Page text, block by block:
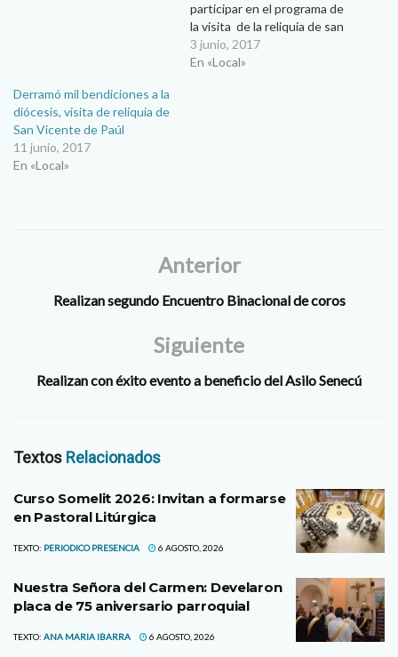
participar en el programa de
la visita de la reliquia de san
Vicente de Paúl, santo
francés fundador de la
3 junio, 2017
En «Local»
Derramó mil bendiciones a la
diócesis, visita de reliquia de
San Vicente de Paúl
11 junio, 2017
En «Local»
Anterior
Realizan segundo Encuentro Binacional de coros
Siguiente
Realizan con éxito evento a beneficio del Asilo Senecú
Textos Relacionados
Curso Somelit 2026: Invitan a formarse
en Pastoral Litúrgica
TEXTO: PERIODICO PRESENCIA 6 AGOSTO, 2026
Nuestra Señora del Carmen: Develaron
placa de 75 aniversario parroquial
TEXTO: ANA MARIA IBARRA 6 AGOSTO, 2026